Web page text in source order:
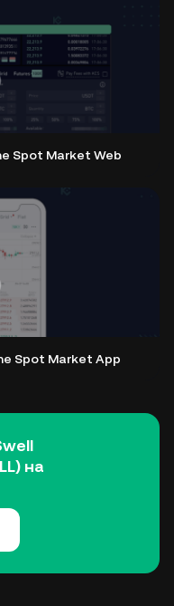
Spot Market Web
Spot Market App
на